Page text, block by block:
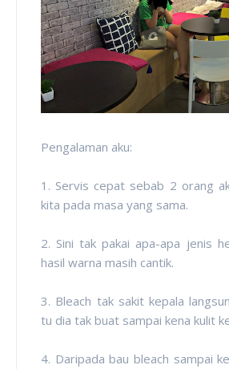
Pengalaman aku:
1. Servis cepat sebab 2 orang
kita pada masa yang sama.
2. Sini tak pakai apa-apa jenis
hasil warna masih cantik.
3. Bleach tak sakit kepala
tu dia tak buat sampai kena kulit
4. Daripada bau bleach sampai